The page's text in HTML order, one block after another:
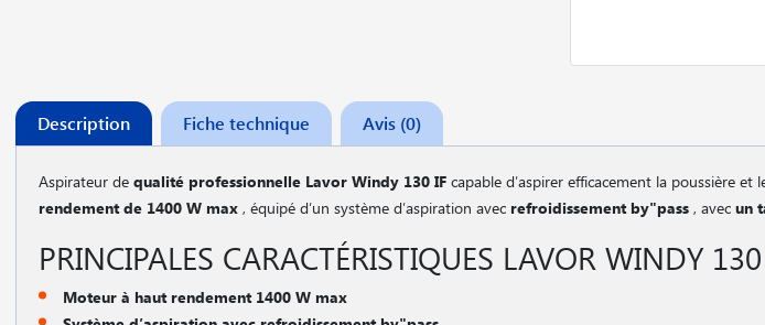
Description Fiche technique Avis (0)
Aspirateur de qualité professionnelle Lavor Windy 130 IF capable d′aspirer efficacement la poussière et
rendement de 1400 W max , équipé d′un système d′aspiration avec refroidissement by"pass , avec un
PRINCIPALES CARACTÉRISTIQUES LAVOR WINDY
Moteur à haut rendement 1400 W max